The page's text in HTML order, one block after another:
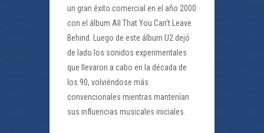
un gran éxito comercial en el año 2000
con el álbum All That You Can’t Leave
Behind. Luego de este álbum U2 dejó
de lado los sonidos experimentales
que llevaron a cabo en la década de
los 90, volviéndose más
convencionales mientras mantenían
sus influencias musicales iniciales.